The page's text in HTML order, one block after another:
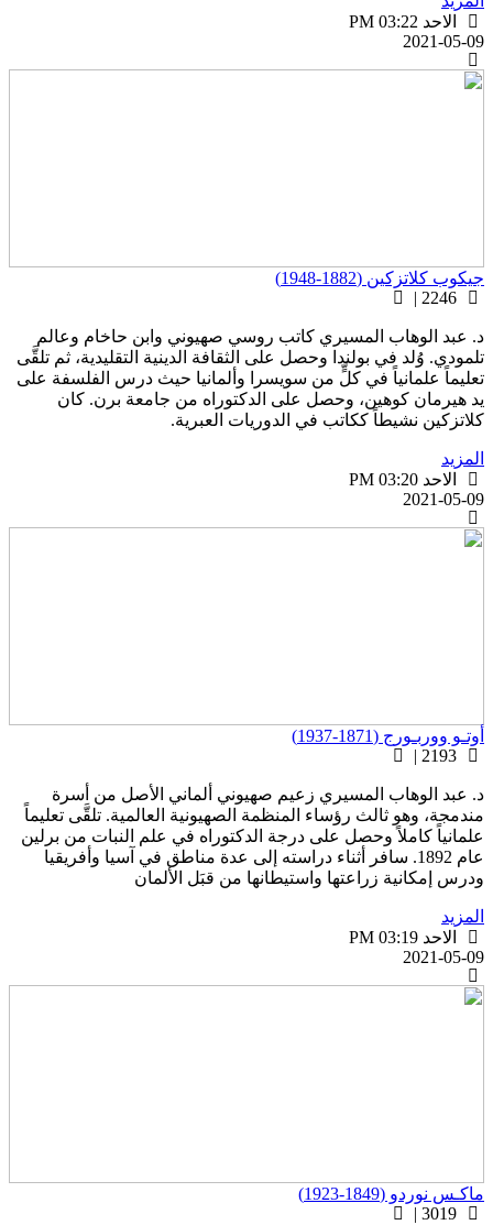
الاحد PM 03:22
2021-05-
كلاتزكين (1882-1948)
2246 |
عبد الوهاب المسيري كاتب روسي صهيوني وابن حاخام وعالم
وُلد في بولندا وحصل على الثقافة الدينية التقليدية، ثم تلقَّى
علمانياً في كلٍّ من سويسرا وألمانيا حيث درس الفلسفة على
هيرمان كوهين، وحصل على الدكتوراه من جامعة برن. كان
نشيطاً ككاتب في الدوريات العبرية.
الاحد PM 03:20
2021-05-
ووربـورج (1871-1937)
2193 |
عبد الوهاب المسيري زعيم صهيوني ألماني الأصل من أسرة
وهو ثالث رؤساء المنظمة الصهيونية العالمية. تلقَّى تعليماً
كاملاً وحصل على درجة الدكتوراه في علم النبات من برلين
عام 1892. سافر أثناء دراسته إلى عدة مناطق في آسيا وأفريقيا
إمكانية زراعتها واستيطانها من قبَل الألمان
الاحد PM 03:19
2021-05-
نوردو (1849-1923)
3019 |